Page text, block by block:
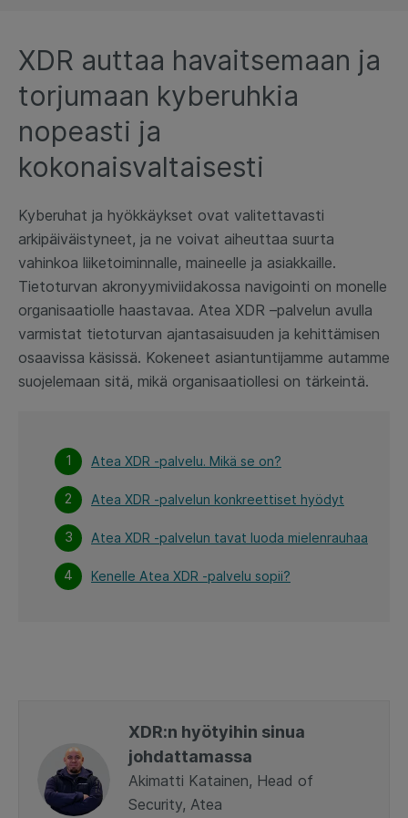
XDR auttaa havaitsemaan ja
torjumaan kyberuhkia
nopeasti ja
kokonaisvaltaisesti
Kyberuhat ja hyökkäykset ovat valitettavasti
arkipäiväistyneet, ja ne voivat aiheuttaa suurta
vahinkoa liiketoiminnalle, maineelle ja asiakkaille.
Tietoturvan akronyymiviidakossa navigointi on monelle
organisaatiolle haastavaa. Atea XDR –palvelun avulla
varmistat tietoturvan ajantasaisuuden ja kehittämisen
osaavissa käsissä. Kokeneet asiantuntijamme autamme
suojelemaan sitä, mikä organisaatiollesi on tärkeintä.
Atea XDR -palvelu. Mikä se on?
Atea XDR -palvelun konkreettiset hyödyt
Atea XDR -palvelun tavat luoda mielenrauhaa
Kenelle Atea XDR -palvelu sopii?
XDR:n hyötyihin sinua
johdattamassa
Akimatti Katainen, Head of
Security, Atea